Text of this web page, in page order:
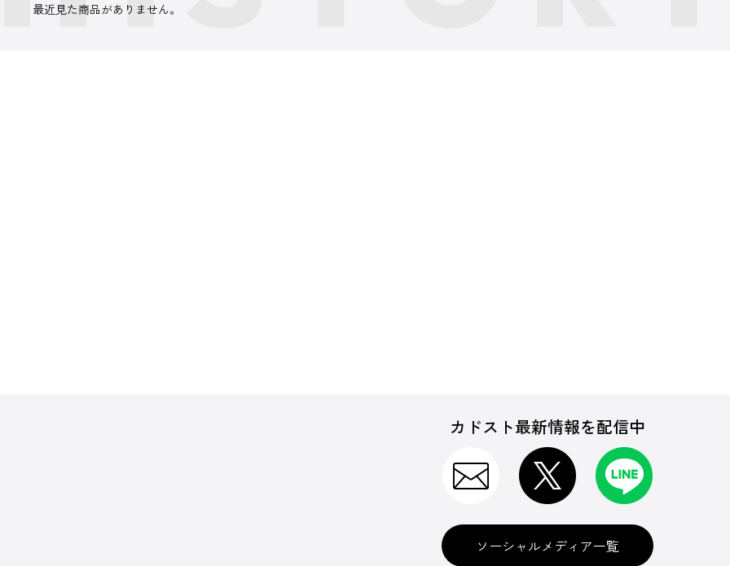
最近見た商品がありません。
カドスト最新情報を配信中
ソーシャルメディア一覧